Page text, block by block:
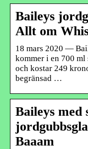
Baileys
Allt om
18 mars 2020 —
kommer i en 700
och kostar 249
begränsad …
Baileys med
Baaam